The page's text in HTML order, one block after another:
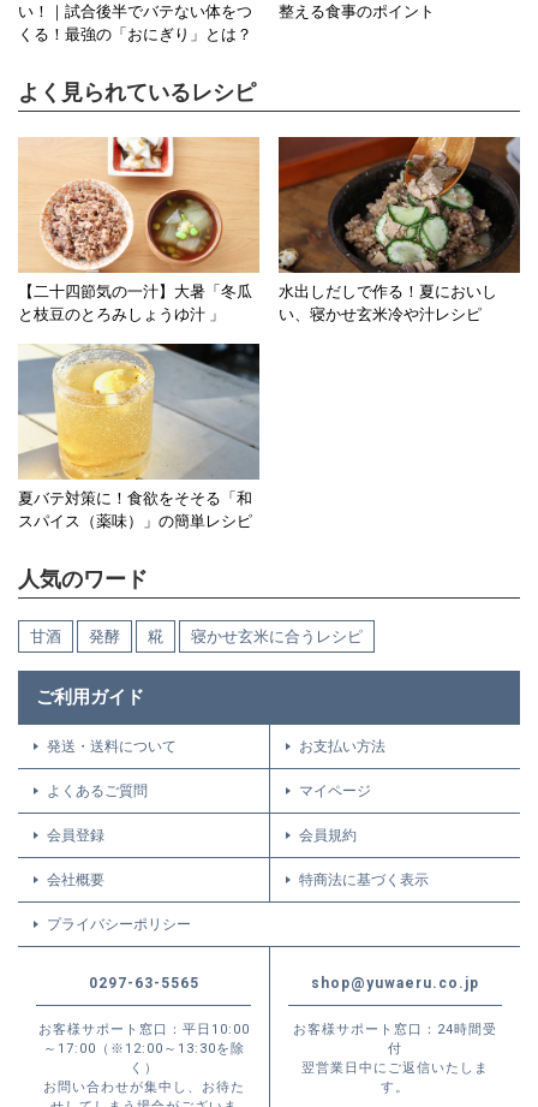
い！｜試合後半でバテない体をつ
くる！最強の「おにぎり」とは？
整える食事のポイント
よく見られているレシピ
【二十四節気の一汁】大暑「冬瓜
と枝豆のとろみしょうゆ汁 」
水出しだしで作る！夏においし
い、寝かせ玄米冷や汁レシピ
夏バテ対策に！食欲をそそる「和
スパイス（薬味）」の簡単レシピ
人気のワード
甘酒 発酵 糀 寝かせ玄米に合うレシピ
ご利用ガイド
発送・送料について お支払い方法
よくあるご質問 マイページ
会員登録 会員規約
会社概要 特商法に基づく表示
プライバシーポリシー
0297-63-5565
お客様サポート窓口：平日10:00
～17:00（※12:00～13:30を除
く）
お問い合わせが集中し、お待た
shop@yuwaeru.co.jp
お客様サポート窓口：24時間受
付
翌営業日中にご返信いたしま
す。